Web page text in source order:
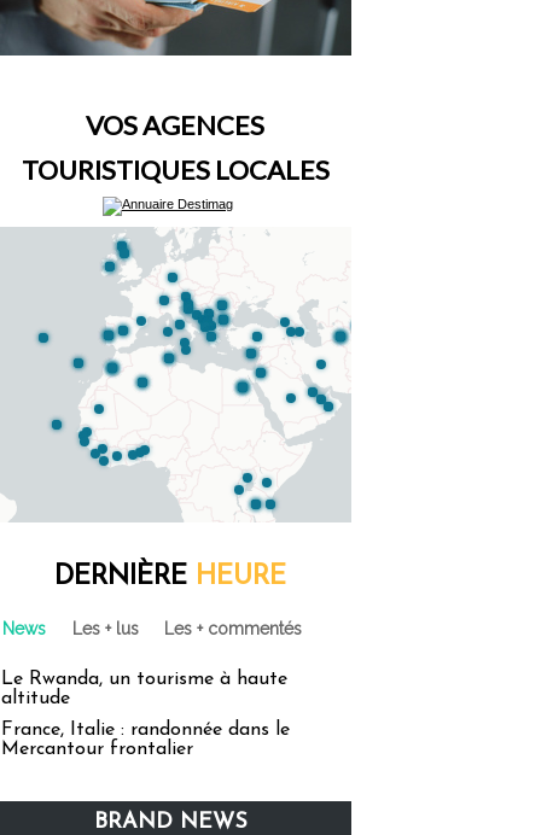
VOS AGENCES
TOURISTIQUES LOCALES
DERNIÈRE HEURE
News Les + lus Les + commentés
Le Rwanda, un tourisme à haute
altitude
France, Italie : randonnée dans le
Mercantour frontalier
BRAND NEWS